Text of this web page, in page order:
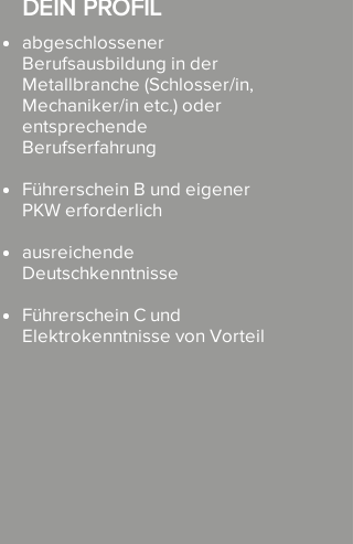
DEIN PROFIL
abgeschlossener
Berufsausbildung in der
Metallbranche (Schlosser/in,
Mechaniker/in etc.) oder
entsprechende
Berufserfahrung
Führerschein B und eigener
PKW erforderlich
ausreichende
Deutschkenntnisse
Führerschein C und
Elektrokenntnisse von Vorteil